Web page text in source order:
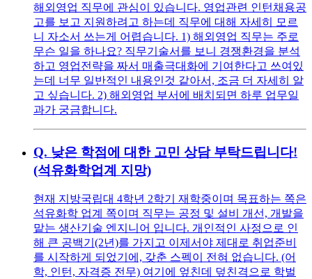
해외영업 직무에 관심이 있습니다. 영업관련 인턴채용공
고를 보고 지원하려고 하는데 직무에 대해 자세히 모르
니 자소서 쓰는게 어렵습니다. 1) 해외영업 직무는 주로
무슨 일을 하나요? 직무기술서를 보니 경쟁환경을 분석
하고 영업전략을 짜서 매출극대화에 기여한다고 쓰여있
는데 너무 일반적인 내용인것 같아서, 조금 더 자세히 알
고 싶습니다. 2) 해외영업 부서에 배치되면 하루 업무일
과가 궁금합니다.
Q. 낮은 학점에 대한 고민 상담 부탁드립니다!
(석유화학업계 지망)
현재 지방국립대 4학년 2학기 재학중이며 목표하는 쪽은
석유화학 업계 쪽이며 직무는 공정 및 설비 개선, 개발을
맡는 생산기술 엔지니어 입니다. 개인적인 사정으로 인
해 큰 공백기(2년)를 가지고 이제서야 제대로 취업준비
를 시작하게 되었기에, 갖춘 스펙이 전혀 없습니다. (어
학, 인턴, 자격증 전무) 여기에 엎친데 덮친격으로 학벌